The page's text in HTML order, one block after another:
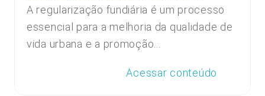
A regularização fundiária é um processo
essencial para a melhoria da qualidade de
vida urbana e a promoção...
Acessar conteúdo